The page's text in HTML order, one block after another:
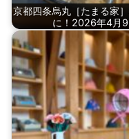
京都四条烏丸［たまる家
に！2026年4月